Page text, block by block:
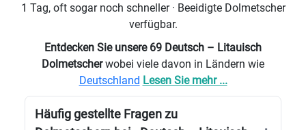
1 Tag, oft sogar noch schneller · Beeidigte Dolmetscher
verfügbar.
Entdecken Sie unsere 69 Deutsch – Litauisch
Dolmetscherwobei viele davon in Ländern wie
Deutschland Lesen Sie mehr ...
Häufig gestellte Fragen zu